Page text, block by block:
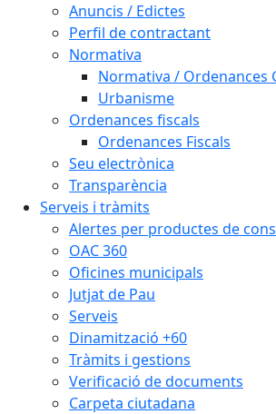
Anuncis / Edictes
Perfil de contractant
Normativa
Normativa / Ordenances
Urbanisme
Ordenances fiscals
Ordenances Fiscals
Seu electrònica
Transparència
Serveis i tràmits
Alertes per productes de
OAC 360
Oficines municipals
Jutjat de Pau
Serveis
Dinamització +60
Tràmits i gestions
Verificació de documents
Carpeta ciutadana